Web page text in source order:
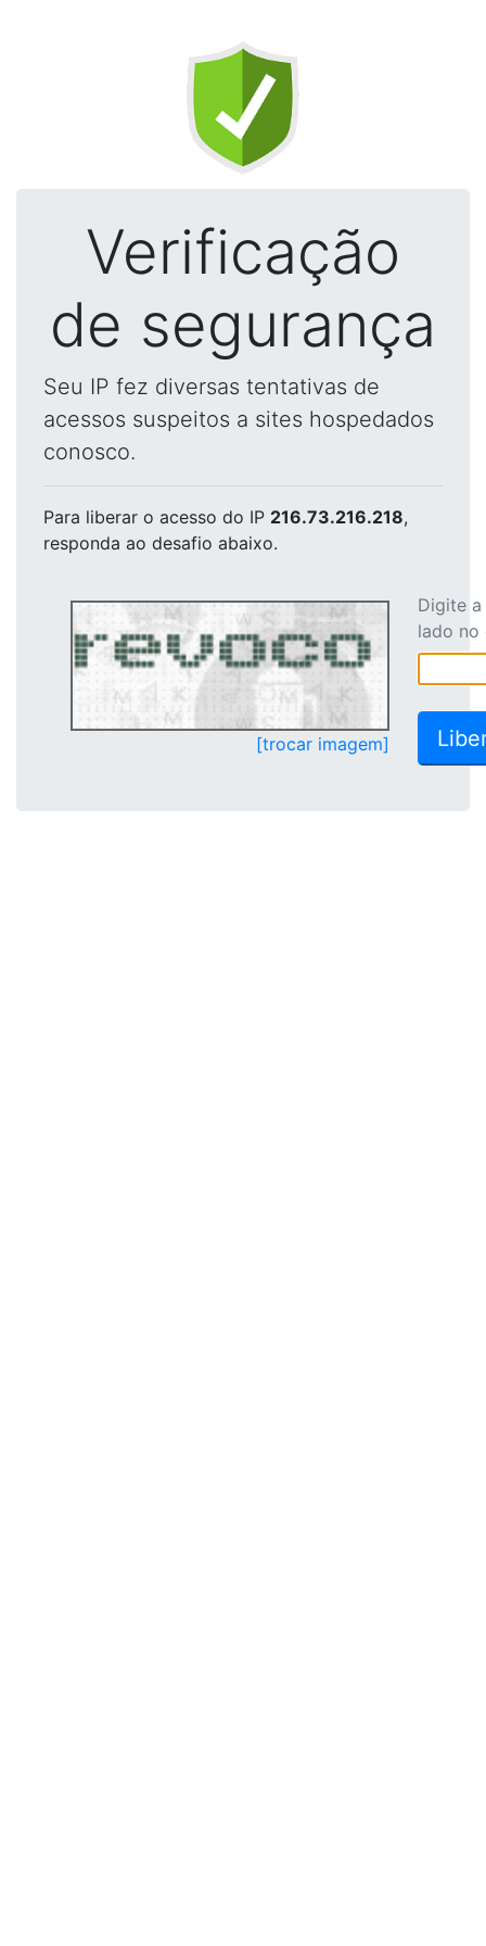
Verificação
de segurança
Seu IP fez diversas tentativas de
acessos suspeitos a sites hospedados
conosco.
Para liberar o acesso do IP 216.73.216.218,
responda ao desafio abaixo.
[trocar imagem]
Digite
lado no